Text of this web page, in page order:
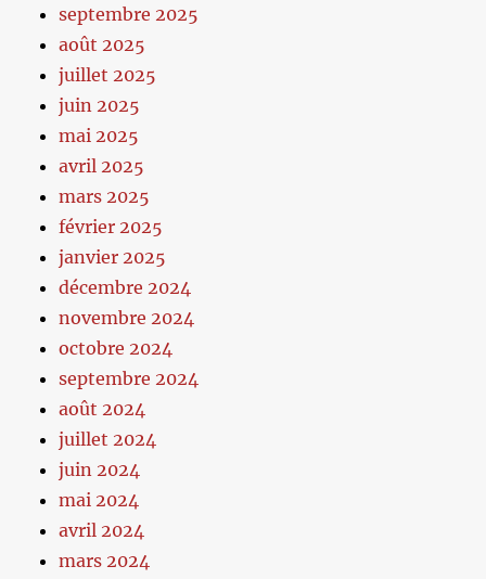
septembre 2025
août 2025
juillet 2025
juin 2025
mai 2025
avril 2025
mars 2025
février 2025
janvier 2025
décembre 2024
novembre 2024
octobre 2024
septembre 2024
août 2024
juillet 2024
juin 2024
mai 2024
avril 2024
mars 2024